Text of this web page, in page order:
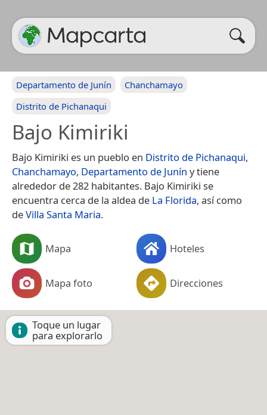
Departamento de Junín
Chanchamayo
Distrito de Pichanaqui
Bajo Kimiriki
Bajo Kimiriki es un pueblo en Distrito de Pichanaqui,
Chanchamayo, Departamento de Junín y tiene
alrededor de 282 habitantes. Bajo Kimiriki se
encuentra cerca de la aldea de La Florida, así como
deVilla Santa Maria.
Mapa Hoteles
Mapa foto Direcciones
Toque un lugar
para explorarlo